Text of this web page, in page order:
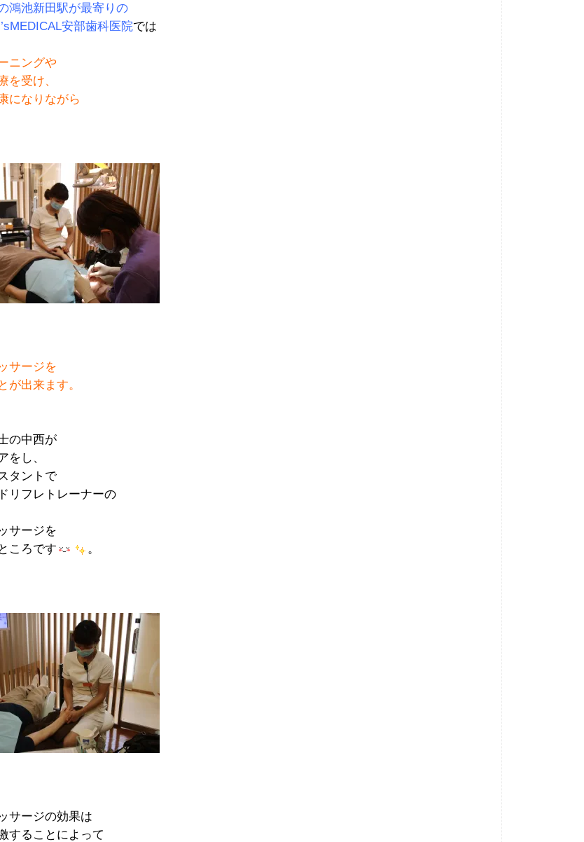
鴻池新田駅が最寄りの
安部歯科医院では
ニングや
を受け、
になりながら
サージを
が出来ます。
の中西が
をし、
タントで
リフレトレーナーの
サージを
ころです
。
サージの効果は
することによって